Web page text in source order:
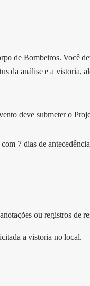
de Bombeiros. Você
da análise e a vistoria,
deve submeter o
7 dias de
ou registros de
a vistoria no local.